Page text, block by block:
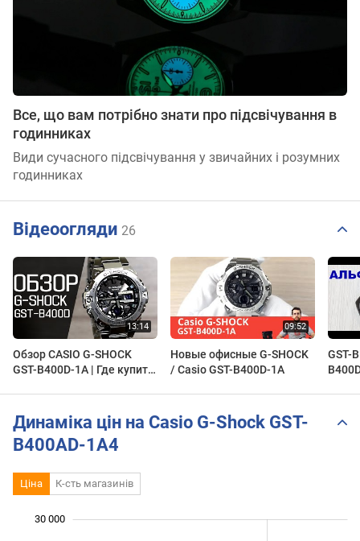
Все, що вам потрібно знати про підсвічування в
годинниках
Види сучасного підсвічування у звичайних і розумних
годинниках
Відеоогляди 26
Обзор CASIO G-SHOCK
GST-B400D-1A | Где купить
Новые офисные G-SHOCK
/ Casio GST-B400D-1A
GST-
Динаміка цін на Casio G-Shock GST-
B400AD-1A4
Ціна К-сть магазинів
30 000